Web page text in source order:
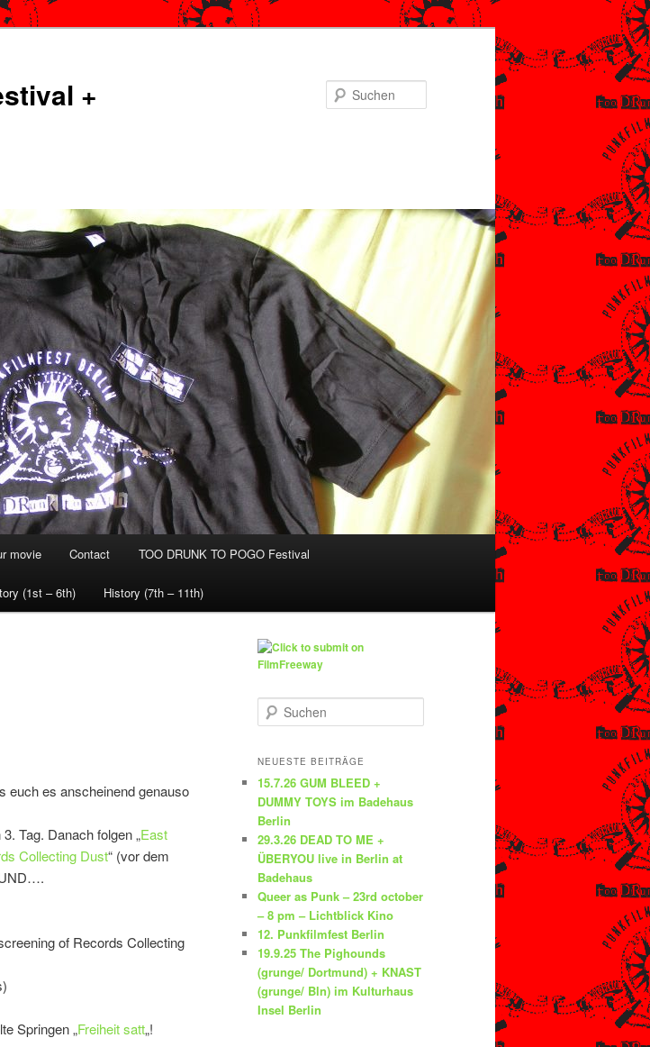
+
movie Contact TOO DRUNK TO POGO Festival
(1st – 6th) History (7th – 11th)
euch es anscheinend genauso
3. Tag. Danach folgen „East
Collecting Dust“ (vor dem
of Records Collecting
Springen „Freiheit satt„!
u
h
n
NEUESTE BEITRÄGE
15.7.26 GUM BLEED +
DUMMY TOYS im Badehaus
Berlin
29.3.26 DEAD TO ME +
ÜBERYOU live in Berlin at
Badehaus
Queer as Punk – 23rd october
– 8 pm – Lichtblick Kino
12. Punkfilmfest Berlin
19.9.25 The Pighounds
(grunge/ Dortmund) + KNAST
(grunge/ Bln) im Kulturhaus
Insel Berlin